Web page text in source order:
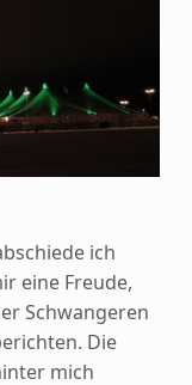
ich
eine Freude,
Schwangeren
Die
mich